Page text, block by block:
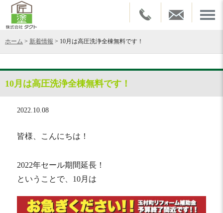
ホーム > 新着情報 > 10月は高圧洗浄全棟無料です！
10月は高圧洗浄全棟無料です！
2022.10.08
皆様、こんにちは！
2022年セール期間延長！
ということで、10月は